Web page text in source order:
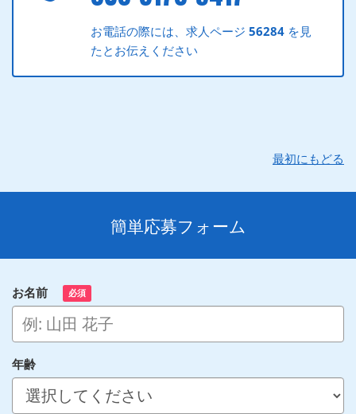
お電話の際には、求人ページ56284 を見
たとお伝えください
最初にもどる
簡単応募フォーム
お名前 必須
年齢